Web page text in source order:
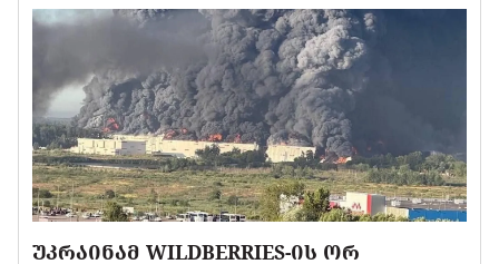
ᲣᲙᲠᲐᲘᲜᲐᲛ WILDBERRIES-ᲘᲡ ᲝᲠ